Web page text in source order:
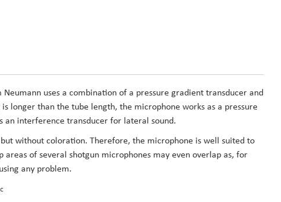
Neumann uses a combination of a pressure gradient transducer and
longer than the tube length, the microphone works as a pressure
an interference transducer for lateral sound.
without coloration. Therefore, the microphone is well suited to
of several shotgun microphones may even overlap as, for
any problem.